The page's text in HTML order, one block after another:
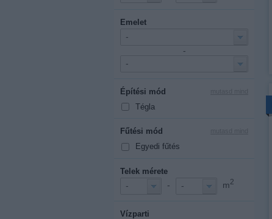
Emelet
-
-
-
Építési mód
Tégla
Fűtési mód
Egyedi fűtés
Telek mérete
- - - m2
Vízparti